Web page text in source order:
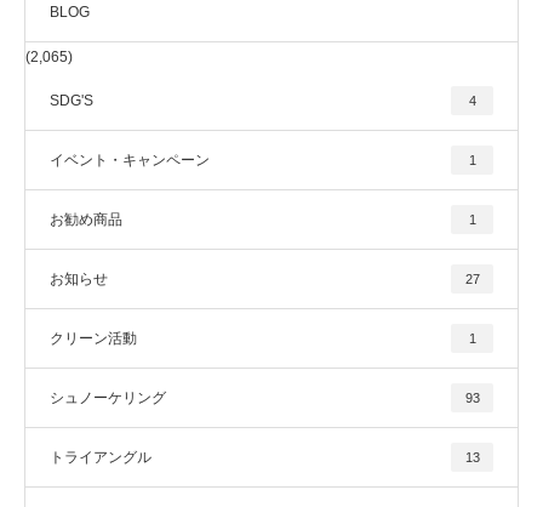
BLOG
(2,065)
SDG'S 4
イベント・キャンペーン 1
お勧め商品 1
お知らせ 27
クリーン活動 1
シュノーケリング 93
トライアングル 13